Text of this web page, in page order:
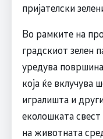
пријателски
Во рамките на
градскиот зелен
уредува
која ќе вклучува
игралишта и
еколошката
на животната